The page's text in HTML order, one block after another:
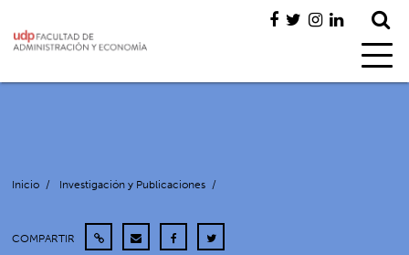
Inicio / Investigación y Publicaciones /
COMPARTIR